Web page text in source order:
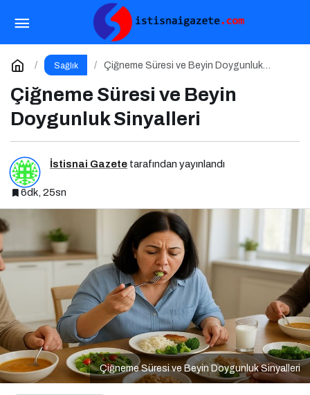
Sağlık
Çiğneme Süresi ve Beyin Doygunluk
Çiğneme Süresi ve Beyin
Doygunluk Sinyalleri
İstisnai Gazete tarafından yayınlandı
6dk, 25sn
Çiğneme Süresi ve Beyin Doygunluk Sinyalleri
Protein Tozları, Barlar ve Hazır İçecekler:
Sporda Takviye mi, Tuzak mı?
Yorum Yap